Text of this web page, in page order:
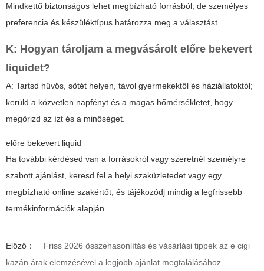
Mindkettő biztonságos lehet megbízható forrásból, de személyes
preferencia és készüléktípus határozza meg a választást.
K: Hogyan tároljam a megvásárolt előre bekevert
liquidet?
A: Tartsd hűvös, sötét helyen, távol gyermekektől és háziállatoktól;
kerüld a közvetlen napfényt és a magas hőmérsékletet, hogy
megőrizd az ízt és a minőséget.
előre bekevert liquid
Ha további kérdésed van a forrásokról vagy szeretnél személyre
szabott ajánlást, keresd fel a helyi szaküzletedet vagy egy
megbízható online szakértőt, és tájékozódj mindig a legfrissebb
termékinformációk alapján.
Előző：
Friss 2026 összehasonlítás és vásárlási tippek az e cigi
kazán árak elemzésével a legjobb ajánlat megtalálásához